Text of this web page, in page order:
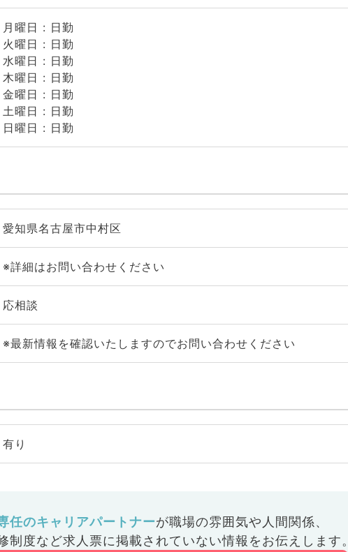
月曜日 : 日勤
火曜日 : 日勤
水曜日 : 日勤
木曜日 : 日勤
金曜日 : 日勤
土曜日 : 日勤
日曜日 : 日勤
愛知県名古屋市中村区
※詳細はお問い合わせください
応相談
※最新情報を確認いたしますのでお問い合わせください
有り
任のキャリアパートナーが職場の雰囲気や人間関係、
制度など求人票に掲載されていない情報をお伝えします。